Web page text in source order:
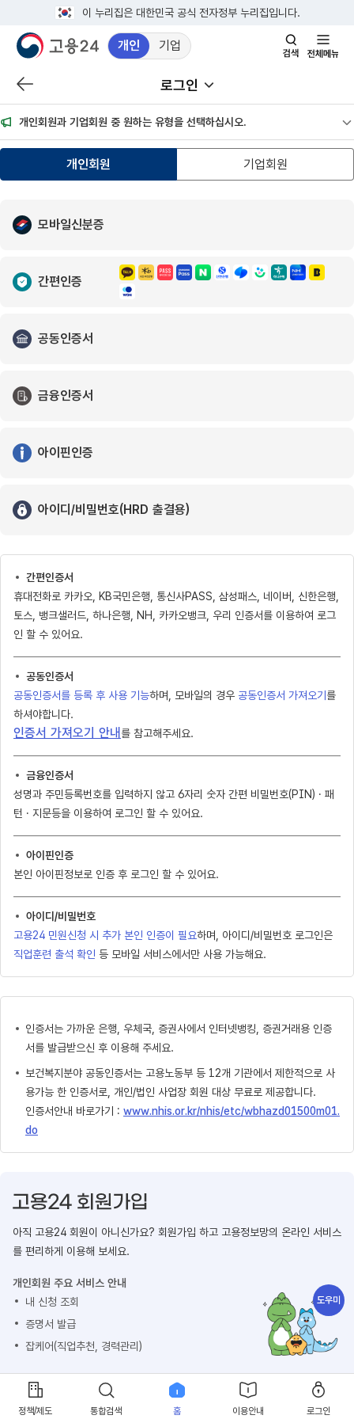
이 누리집은 대한민국 공식 전자정부 누리집입니다.
개인 기업
검색창 열기
전체메뉴
이전 페이지로 이동 로그인
개인회원과 기업회원 중 원하는 유형을 선택하십시오.
개인회원 기업회원
모바일신분증
간편인증
공동인증서
금융인증서
아이핀인증
아이디/비밀번호(HRD 출결용)
간편인증서
휴대전화로 카카오, KB국민은행, 통신사PASS, 삼성패스, 네이버, 신한은행,
토스, 뱅크샐러드, 하나은행, NH, 카카오뱅크, 우리 인증서를 이용하여 로그
인 할 수 있어요.
공동인증서
공동인증서를 등록 후 사용 기능하며, 모바일의 경우 공동인증서 가져오기 를
하셔야합니다.
인증서 가져오기 안내 를 참고해주세요.
금융인증서
성명과 주민등록번호를 입력하지 않고 6자리 숫자 간편 비밀번호(PIN) · 패
턴 · 지문등을 이용하여 로그인 할 수 있어요.
아이핀인증
본인 아이핀정보로 인증 후 로그인 할 수 있어요.
아이디/비밀번호
고용24 민원신청 시 추가 본인 인증이 필요하며, 아이디/비밀번호 로그인은
직업훈련 출석 확인 등 모바일 서비스에서만 사용 가능해요.
인증서는 가까운 은행, 우체국, 증권사에서 인터넷뱅킹, 증권거래용 인증
서를 발급받으신 후 이용해 주세요.
보건복지분야 공동인증서는 고용노동부 등 12개 기관에서 제한적으로 사
용가능 한 인증서로, 개인/법인 사업장 회원 대상 무료로 제공합니다.
인증서안내 바로가기 : www.nhis.or.kr/nhis/etc/wbhazd01500m01.
do
아직 고용24 회원이 아니신가요? 회원가입 하고 고용정보망의 온라인 서비스
를 편리하게 이용해 보세요.
개인회원 주요 서비스 안내
내 신청 조회
증명서 발급
잡케어(직업추천, 경력관리)
회원가입 하기
도우미
정책/제도 통합검색 홈 이용안내 로그인